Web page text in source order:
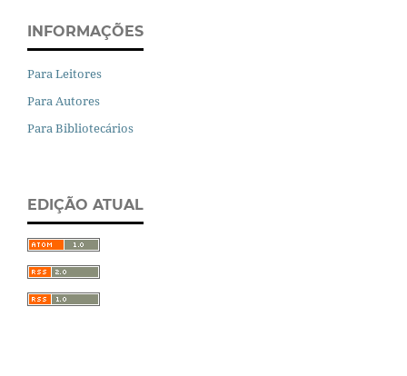
INFORMAÇÕES
Para Leitores
Para Autores
Para Bibliotecários
EDIÇÃO ATUAL